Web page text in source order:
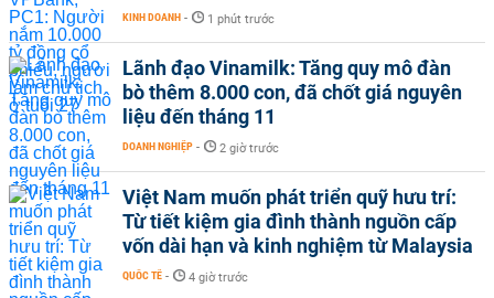
KINH DOANH - 1 phút trước
Lãnh đạo Vinamilk: Tăng quy mô đàn
bò thêm 8.000 con, đã chốt giá nguyên
liệu đến tháng 11
DOANH NGHIỆP - 2 giờ trước
Việt Nam muốn phát triển quỹ hưu trí:
Từ tiết kiệm gia đình thành nguồn cấp
vốn dài hạn và kinh nghiệm từ Malaysia
QUỐC TẾ - 4 giờ trước